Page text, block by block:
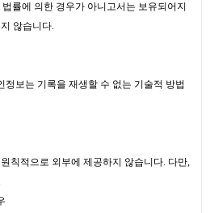
률에 의한 경우가 아니고서는 보유되어지
않습니다.
정보는 기록을 재생할 수 없는 기술적 방법
칙적으로 외부에 제공하지 않습니다. 다만,